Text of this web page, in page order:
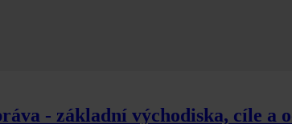
- základní východiska, cíle a